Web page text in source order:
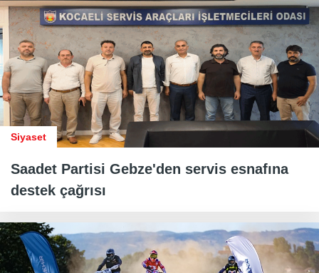
Siyaset
Saadet Partisi Gebze'den servis esnafına
destek çağrısı